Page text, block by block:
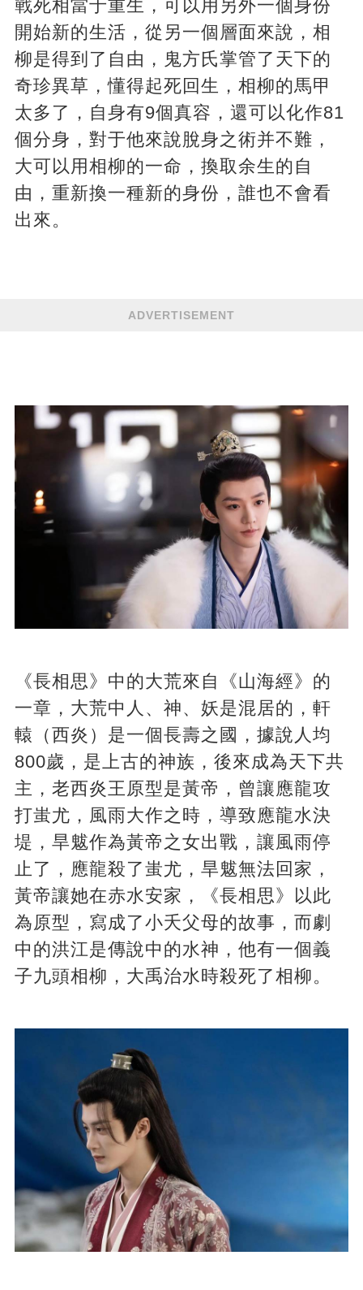
戰死相當于重生，可以用另外一個身份
開始新的生活，從另一個層面來說，相
柳是得到了自由，鬼方氏掌管了天下的
奇珍異草，懂得起死回生，相柳的馬甲
太多了，自身有9個真容，還可以化作81
個分身，對于他來說脫身之術并不難，
大可以用相柳的一命，換取余生的自
由，重新換一種新的身份，誰也不會看
出來。
ADVERTISEMENT
《長相思》中的大荒來自《山海經》的
一章，大荒中人、神、妖是混居的，軒
轅（西炎）是一個長壽之國，據說人均
800歲，是上古的神族，後來成為天下共
主，老西炎王原型是黃帝，曾讓應龍攻
打蚩尤，風雨大作之時，導致應龍水決
堤，旱魃作為黃帝之女出戰，讓風雨停
止了，應龍殺了蚩尤，旱魃無法回家，
黃帝讓她在赤水安家，《長相思》以此
為原型，寫成了小夭父母的故事，而劇
中的洪江是傳說中的水神，他有一個義
子九頭相柳，大禹治水時殺死了相柳。